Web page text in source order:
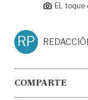
EL toque
RP
COMPARTE